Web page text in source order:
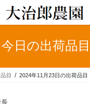
今日の出荷品目
目 2024年11月23日の出荷品目
長